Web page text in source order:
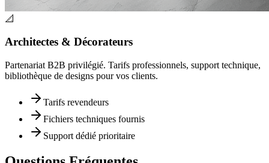
📐
Architectes & Décorateurs
Partenariat B2B privilégié. Tarifs professionnels, support technique,
bibliothèque de designs pour vos clients.
Tarifs revendeurs
Fichiers techniques fournis
Support dédié prioritaire